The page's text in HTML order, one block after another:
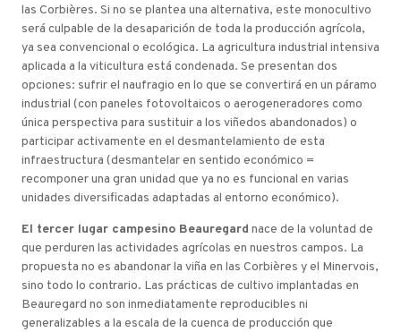
las Corbières. Si no se plantea una alternativa, este monocultivo
será culpable de la desaparición de toda la producción agrícola,
ya sea convencional o ecológica. La agricultura industrial intensiva
aplicada a la viticultura está condenada. Se presentan dos
opciones: sufrir el naufragio en lo que se convertirá en un páramo
industrial (con paneles fotovoltaicos o aerogeneradores como
única perspectiva para sustituir a los viñedos abandonados) o
participar activamente en el desmantelamiento de esta
infraestructura (desmantelar en sentido económico =
recomponer una gran unidad que ya no es funcional en varias
unidades diversificadas adaptadas al entorno económico).
El tercer lugar campesino Beauregard nace de la voluntad de
que perduren las actividades agrícolas en nuestros campos. La
propuesta no es abandonar la viña en las Corbières y el Minervois,
sino todo lo contrario. Las prácticas de cultivo implantadas en
Beauregard no son inmediatamente reproducibles ni
generalizables a la escala de la cuenca de producción que